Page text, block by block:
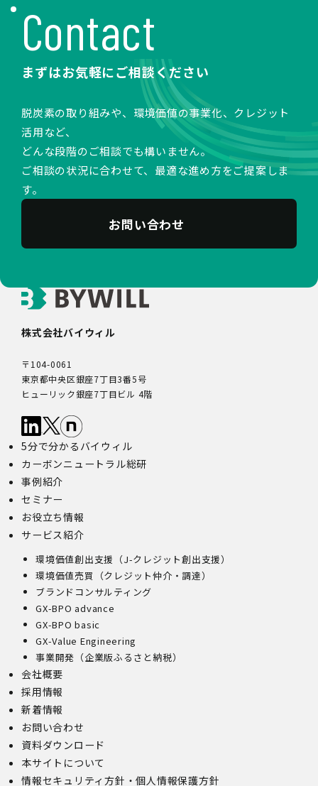
Analyticsを利用しますと、Google社又は当社の設定す
るCookieをもとにして、Google社が利用者様によるサ
イト訪問履歴を収集、記録、分析します。当社は、
Google社からその分析結果を受け取り、利用者様の利用
状況等を把握します。Google Analyticsにより収集、記
録、分析された利用者様の情報には、特定の個人を識別す
る情報は一切含まれません。また、それらの情報は、
Google社により同社のプライバシーポリシーに基づいて
管理されます。
Google、Meta（Facebook）、X（Twitter）を含む第
社の広告が掲載されています。
第三者配信事業者は、Cookie等の識別情報を使用して、
当社のウェブサイトへの訪問・行動履歴情報に基づいて広
ないデータに不可逆変換した上で第三者配信事業者におい
て照合を行い、その結果に基づいて広告を配信することが
以外の目的で利用することはありません。
10.保有個人データの開示等
当社の保有個人データについて、利用目的の通知・開示・
内容の訂正・追加又は削除・利用の停止・消去、第三者へ
の提供の停止及び第三者提供記録の開示（以下「開示等」
といいます。）をご希望の場合は、本人又はその代理人か
らのお申し出であることを確認した上で対応いたします。
もし、ご希望の全部又は一部に応じられない場合はその理
由をご説明いたします。
出に関する連絡・事務手続に必要な範囲でのみ利用しま
す。
(1)開示等の求めのお申し出先
に定める要件を満たす場合には、当社の定める手続に従っ
て速やかに対応します。
開示等のお求めについては、以下のお問い合わせ窓口まで
(2)開示等の求めに関するお手続
お申し出受付け後、当社「保有個人情報に関する開示等の
請求書」を送付いたします。 ご記入いただいた「請求
書」と「本人確認書類のコピー」、代理人によるお求めの
場合は「代理人であることを確認する書類」を送付してく
ださい。また、各資料に含まれる本籍地情報は都道府県ま
い。
・ 本人確認書類の写し（運転免許証、パスポート、健康
保険証、住民票、年金手帳等）
・ 代理人であることを確認する書類
Contact
まずはお気軽にご相談ください
脱炭素の取り組みや、環境価値の事業化、クレジット
活用など、
どんな段階のご相談でも構いません。
ご相談の状況に合わせて、最適な進め方をご提案しま
す。
お問い合わせ
株式会社バイウィル
〒104-0061
東京都中央区銀座7丁目3番5号
ヒューリック銀座7丁目ビル 4階
5分で分かるバイウィル
カーボンニュートラル総研
事例紹介
セミナー
お役立ち情報
サービス紹介
環境価値創出支援（J-クレジット創出支援）
環境価値売買（クレジット仲介・調達）
ブランドコンサルティング
GX-BPO advance
GX-BPO basic
GX-Value Engineering
事業開発（企業版ふるさと納税）
会社概要
採用情報
新着情報
お問い合わせ
資料ダウンロード
本サイトについて
情報セキュリティ方針・個人情報保護方針